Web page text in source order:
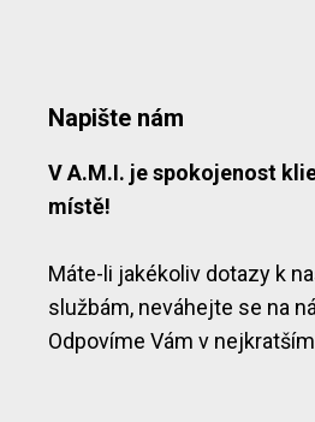
Napište nám
V A.M.I. je spokojenost
místě!
Máte-li jakékoliv dotazy k
službám, neváhejte se na
Odpovíme Vám v